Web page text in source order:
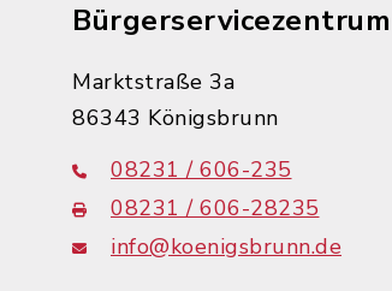
Bürgerservicezentrum
Marktstraße 3a
86343 Königsbrunn
08231 / 606-235
08231 / 606-28235
info@koenigsbrunn.de